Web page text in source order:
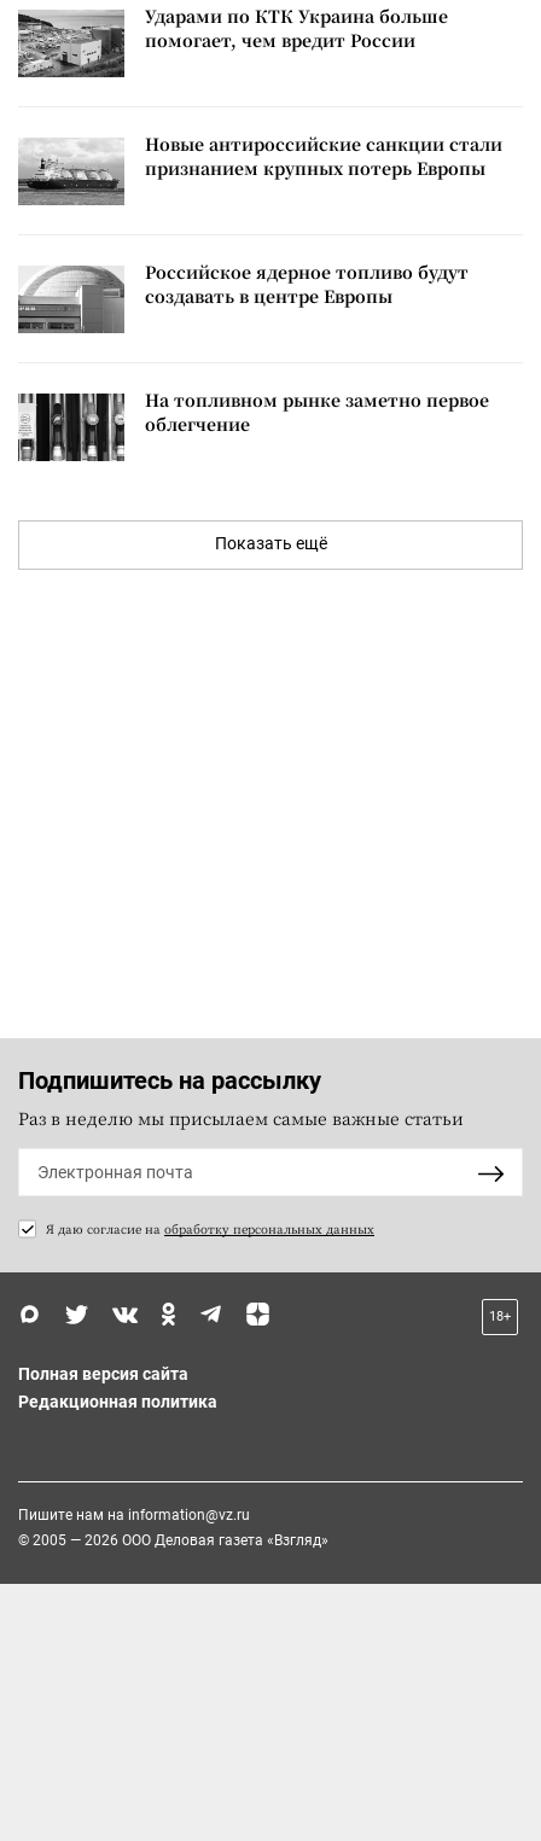
Ударами по КТК Украина больше
помогает, чем вредит России
Новые антироссийские санкции стали
признанием крупных потерь Европы
Российское ядерное топливо будут
создавать в центре Европы
На топливном рынке заметно первое
облегчение
Показать ещё
Подпишитесь на рассылку
Раз в неделю мы присылаем самые важные статьи
Я даю согласие на обработку персональных данных
18+
Полная версия сайта
Редакционная политика
Пишите нам на information@vz.ru
© 2005 — 2026 ООО Деловая газета «Взгляд»